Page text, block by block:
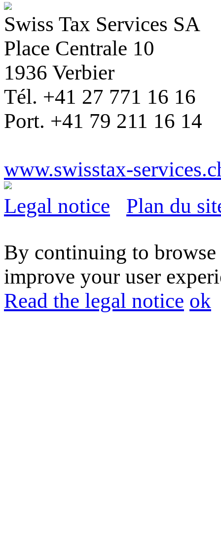
Swiss Tax Services SA
Place Centrale 10
1936 Verbier
Tél. +41 27 771 16 16
Port. +41 79 211 16 14
www.swisstax-
Legal notice
Plan du
By continuing to browse
improve your user
Read the legal notice ok